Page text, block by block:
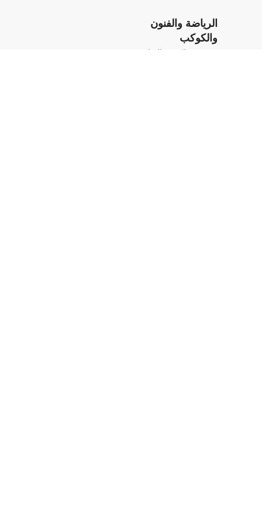
الرياضة والفنون
والكوكب
رولكس والرياضة